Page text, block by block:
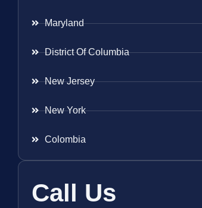
Maryland
District Of Columbia
New Jersey
New York
Colombia
Call Us